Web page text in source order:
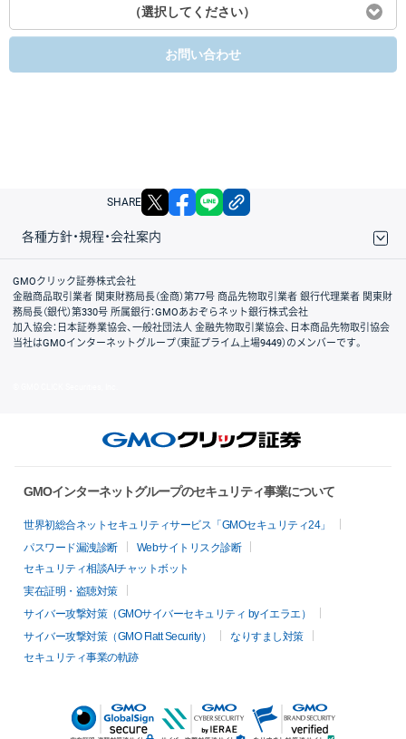
（選択してください）
お問い合わせ
SHARE X facebook
各種方針・規程・会社案内
取引規程・約款
サイトマップ
その他のご案内
個人情報保護方針
最良執行方針
サイトのご利用について
ディスクレイマー
信託保全
リスク説明
会社案内
GMOクリック証券株式会社
金融商品取引業者 関東財務局長（金商）第77号 商品先物取引業者 銀行代理業者 関東財
務局長（銀代）第330号 所属銀行：GMOあおぞらネット銀行株式会社
加入協会：日本証券業協会、一般社団法人 金融先物取引業協会、日本商品先物取引協会
当社はGMOインターネットグループ（東証プライム上場9449）のメンバーです。
GMOインターネットグループのセキュリティ事業について
世界初総合ネットセキュリティサービス「GMOセキュリティ24」
パスワード漏洩診断
Webサイトリスク診断
セキュリティ相談AIチャットボット
実在証明・盗聴対策
サイバー攻撃対策（GMOサイバーセキュリティ byイエラエ）
サイバー攻撃対策（GMO Flatt Security）
なりすまし対策
セキュリティ事業の軌跡